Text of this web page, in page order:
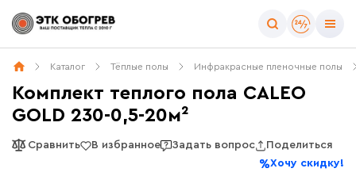
Каталог Тёплые полы Инфракрасные пленочные полы
Комплект теплого пола CALEO
GOLD 230-0,5-20м²
Сравнить В избранное Задать вопрос
Поделиться
Хочу скидку!